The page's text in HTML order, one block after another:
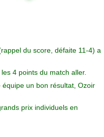
Messieurs
de Paris Dames
interclubs
de Paris Senior
Equipe
du score, défaite 11-4) a
4 points du match aller.
un bon résultat, Ozoir
prix individuels en